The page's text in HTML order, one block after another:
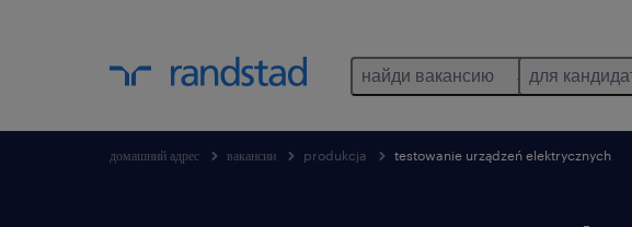
найди вакансию для
домашний адрес вакансии produkcja testowanie urządzeń elektrycznych